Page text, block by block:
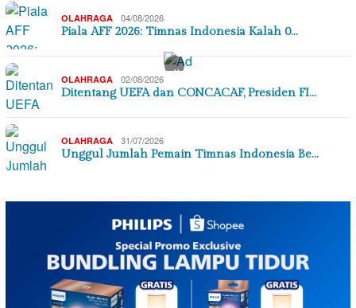
OLAHRAGA 04/08/2026
Piala AFF 2026: Timnas Indonesia Kalah 0…
OLAHRAGA 02/08/2026
Ditentang UEFA dan CONCACAF, Presiden FI…
OLAHRAGA 31/07/2026
Unggul Jumlah Pemain Timnas Indonesia Be…
×